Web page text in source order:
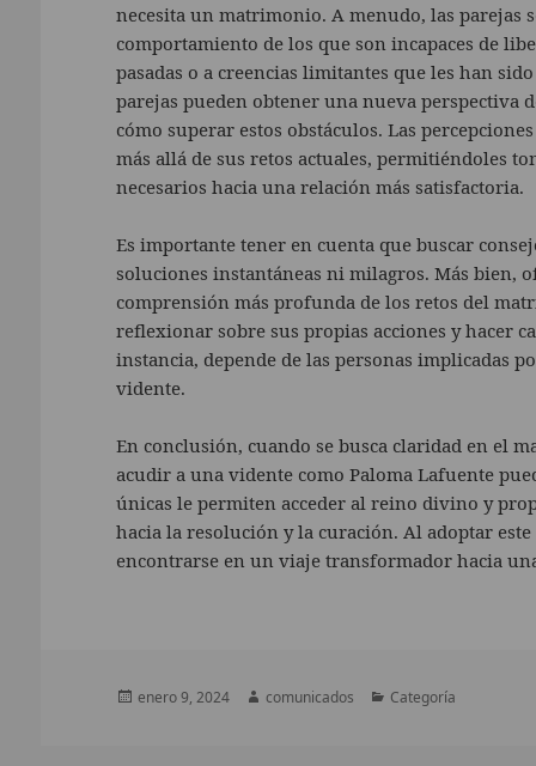
necesita un matrimonio. A menudo, las parejas
comportamiento de los que son incapaces de
pasadas o a creencias limitantes que les han
parejas pueden obtener una nueva perspectiva
cómo superar estos obstáculos. Las
más allá de sus retos actuales, permitiéndoles
necesarios hacia una relación más satisfactoria.
Es importante tener en cuenta que buscar
soluciones instantáneas ni milagros. Más bien,
comprensión más profunda de los retos del
reflexionar sobre sus propias acciones y hacer
instancia, depende de las personas implicadas
vidente.
En conclusión, cuando se busca claridad en el
acudir a una vidente como Paloma Lafuente
únicas le permiten acceder al reino divino y
hacia la resolución y la curación. Al adoptar
encontrarse en un viaje transformador hacia
Publicado
enero 9, 2024 Autor
comunicados Categorías
Categoría